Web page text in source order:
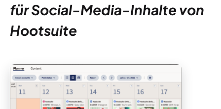
für Social-Media-Inhalte von
Hootsuite